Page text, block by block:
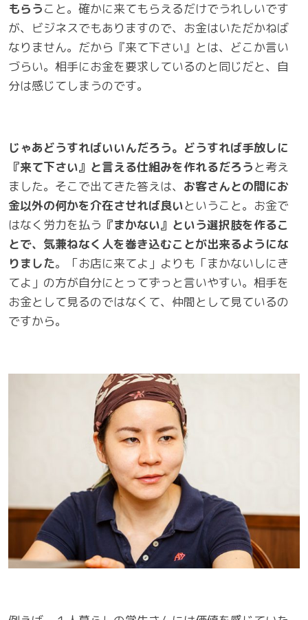
もらうこと。確かに来てもらえるだけでうれしいです
が、ビジネスでもありますので、お金はいただかねば
なりません。だから『来て下さい』とは、どこか言い
づらい。相手にお金を要求しているのと同じだと、自
分は感じてしまうのです。
じゃあどうすればいいんだろう。どうすれば手放しに
『来て下さい』と言える仕組みを作れるだろうと考え
ました。そこで出てきた答えは、 お客さんとの間にお
金以外の何かを介在させれば良いということ。お金で
はなく労力を払う 『まかない』という選択肢を作るこ
とで、気兼ねなく人を巻き込むことが出来るようにな
りました。「お店に来てよ」よりも「まかないしにき
てよ」の方が自分にとってずっと言いやすい。相手を
お金として見るのではなくて、仲間として見ているの
ですから。